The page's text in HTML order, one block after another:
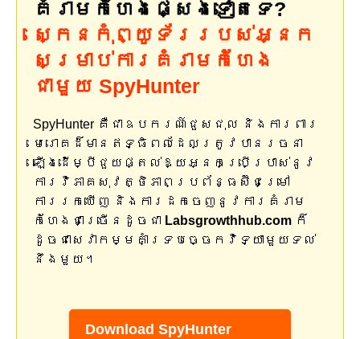
គំរាមកំហែងផ្សេងទៀតទេ?
ស្កេនកុំព្យូទ័ររបស់អ្នក
សម្រាប់ការគំរាមកំហែង
ជាមួយ SpyHunter
SpyHunter គឺជាឧបករណ៍ជួសជុល និងការពារ
មេរោគដ៏មានឥទ្ធិពលដែលត្រូវបានរចនា
ឡើងដើម្បីជួយផ្តល់ឱ្យអ្នកប្រើប្រាស់នូវ
ការវិភាគសុវត្ថិភាពប្រព័ន្ធស៊ីជម្រៅ
ការរកឃើញ និងការដកចេញនូវការគំរាម
កំហែងជាច្រើនដូចជា Labsgrowthhub.com ក៏
ដូចជាសេវាកម្មគាំទ្របច្ចេកវិទ្យាមួយទល់
នឹងមួយ។
Download SpyHunter